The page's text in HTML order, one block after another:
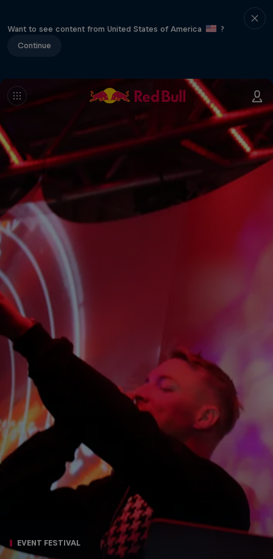
Want to see content from United States of America
?
Continue
EVENT FESTIVAL